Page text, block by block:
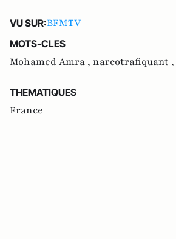
VU SUR:BFMTV
MOTS-CLES
Mohamed Amra , narcotrafiquant ,
THEMATIQUES
France